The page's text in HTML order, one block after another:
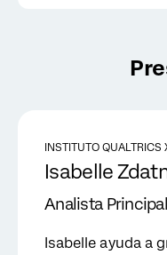
INSTITUTO QUALTRICS
Isabelle
Analista Principal
Isabelle ayuda a